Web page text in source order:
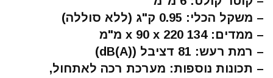
– משקל הכלי: 0.95 ק"ג (ללא סוללה)
– ממדים: 134 x 90 x 220 מ"מ
– רמת רעש: 81 דציבל (dB(A))
– תכונות נוספות: מערכת רכה לאתחול,